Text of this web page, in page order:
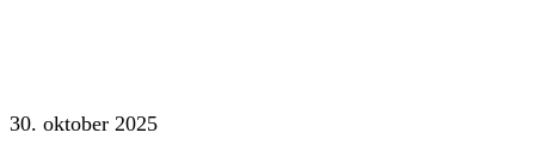
30. oktober 2025